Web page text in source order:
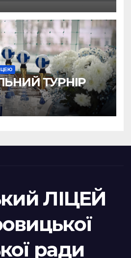
ТУРНІР
ЛІЦЕЙ
ради